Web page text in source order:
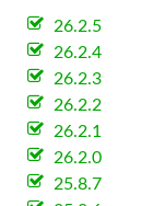
26.2.5
26.2.4
26.2.3
26.2.2
26.2.1
26.2.0
25.8.7